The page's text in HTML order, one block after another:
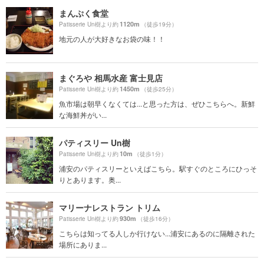
まんぷく食堂
Patisserie Un樹より約1120m （徒歩19分）
地元の人が大好きなお袋の味！！
まぐろや 相馬水産 富士見店
Patisserie Un樹より約1450m （徒歩25分）
魚市場は朝早くなくては...と思った方は、ぜひこちらへ。新鮮
な海鮮丼がい...
パティスリー Un樹
Patisserie Un樹より約10m （徒歩1分）
浦安のパティスリーといえばこちら。駅すぐのところにひっそ
りとあります。奥...
マリーナレストラン トリム
Patisserie Un樹より約930m （徒歩16分）
こちらは知ってる人しか行けない...浦安にあるのに隔離された
場所にありま...